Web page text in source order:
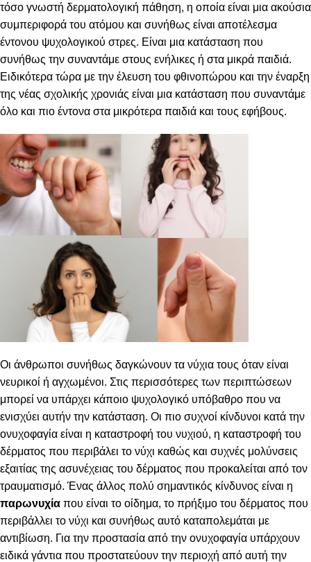
τόσο γνωστή δερματολογική πάθηση, η οποία είναι μια ακούσια
συμπεριφορά του ατόμου και συνήθως είναι αποτέλεσμα
έντονου ψυχολογικού στρες. Είναι μια κατάσταση που
συνήθως την συναντάμε στους ενήλικες ή στα μικρά παιδιά.
Ειδικότερα τώρα με την έλευση του φθινοπώρου και την έναρξη
της νέας σχολικής χρονιάς είναι μια κατάσταση που συναντάμε
όλο και πιο έντονα στα μικρότερα παιδιά και τους εφήβους.
Οι άνθρωποι συνήθως δαγκώνουν τα νύχια τους όταν είναι
νευρικοί ή αγχωμένοι. Στις περισσότερες των περιπτώσεων
μπορεί να υπάρχει κάποιο ψυχολογικό υπόβαθρο που να
ενισχύει αυτήν την κατάσταση. Οι πιο συχνοί κίνδυνοι κατά την
ονυχοφαγία είναι η καταστροφή του νυχιού, η καταστροφή του
δέρματος που περιβάλει το νύχι καθώς και συχνές μολύνσεις
εξαιτίας της ασυνέχειας του δέρματος που προκαλείται από τον
τραυματισμό. Ένας άλλος πολύ σημαντικός κίνδυνος είναι η
παρωνυχία που είναι το οίδημα, το πρήξιμο του δέρματος που
περιβάλλει το νύχι και συνήθως αυτό καταπολεμάται με
αντιβίωση. Για την προστασία από την ονυχοφαγία υπάρχουν
ειδικά γάντια που προστατεύουν την περιοχή από αυτή την